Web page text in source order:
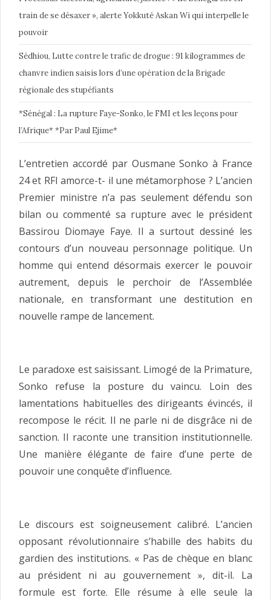
train de se désaxer », alerte Yokkuté Askan Wi qui interpelle le
pouvoir
Sédhiou, Lutte contre le trafic de drogue : 91 kilogrammes de
chanvre indien saisis lors d’une opération de la Brigade
régionale des stupéfiants
*Sénégal : La rupture Faye-Sonko, le FMI et les leçons pour
l’Afrique* *Par Paul Ejime*
L’entretien accordé par Ousmane Sonko à France
24 et RFI amorce-t- il une métamorphose ? L’ancien
Premier ministre n’a pas seulement défendu son
bilan ou commenté sa rupture avec le président
Bassirou Diomaye Faye. Il a surtout dessiné les
contours d’un nouveau personnage politique. Un
homme qui entend désormais exercer le pouvoir
autrement, depuis le perchoir de l’Assemblée
nationale, en transformant une destitution en
nouvelle rampe de lancement.
Le paradoxe est saisissant. Limogé de la Primature,
Sonko refuse la posture du vaincu. Loin des
lamentations habituelles des dirigeants évincés, il
recompose le récit. Il ne parle ni de disgrâce ni de
sanction. Il raconte une transition institutionnelle.
Une manière élégante de faire d’une perte de
pouvoir une conquête d’influence.
Le discours est soigneusement calibré. L’ancien
opposant révolutionnaire s’habille des habits du
gardien des institutions. « Pas de chèque en blanc
au président ni au gouvernement », dit-il. La
formule est forte. Elle résume à elle seule la